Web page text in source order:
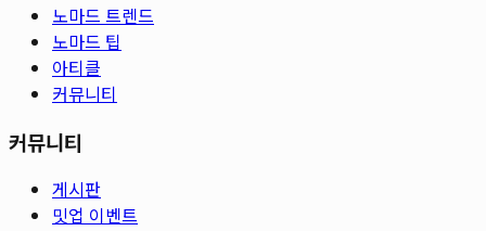
노마드 트렌드
노마드 팁
아티클
커뮤니티
커뮤니티
게시판
밋업 이벤트